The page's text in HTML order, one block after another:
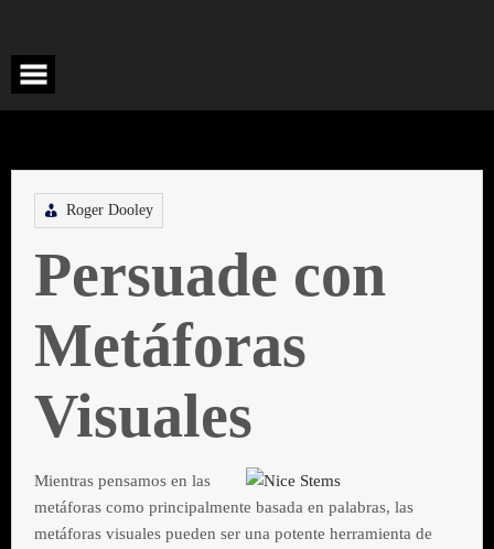
Roger Dooley
Persuade con
Metáforas
Visuales
Mientras pensamos en las
metáforas como principalmente basada en palabras, las
metáforas visuales pueden ser una potente herramienta de